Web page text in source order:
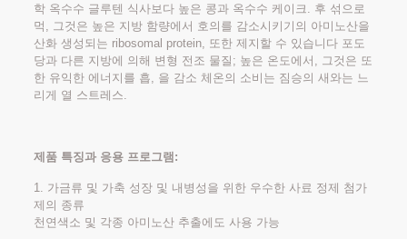
학 옥수수 글루텐 식사보다 높은 콩과 옥수수 케이크. 후 섞으로
먹, 그것은 높은 지방 함량에서 호의를 감소시키기의 아미노산을
산화 생성되는 ribosomal protein, 또한 제지할 수 있습니다 포도
당과 다른 지방에 의해 변형 전조 물질; 높은 온도에서, 그것은 또
한 유익한 에너지를 흡, 을 감소 체온의 소비는 짐승의 새와는 느
리게 열 스트레스.
제품 특징과 응용 프로그램:
1. 가금류 및 가축 성장 및 내병성을 위한 우수한 사료 정제 첨가
제의 종류
천연색소 및 각종 아미노산 추출에도 사용 가능